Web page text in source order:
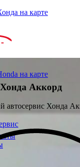
на карте
на карте
Хонда Аккорд
автосервис Хонда